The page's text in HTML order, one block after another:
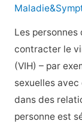
ongles
d’orteil
Les
contracter le
(VIH) – par
sexuelles avec
dans des
personne est